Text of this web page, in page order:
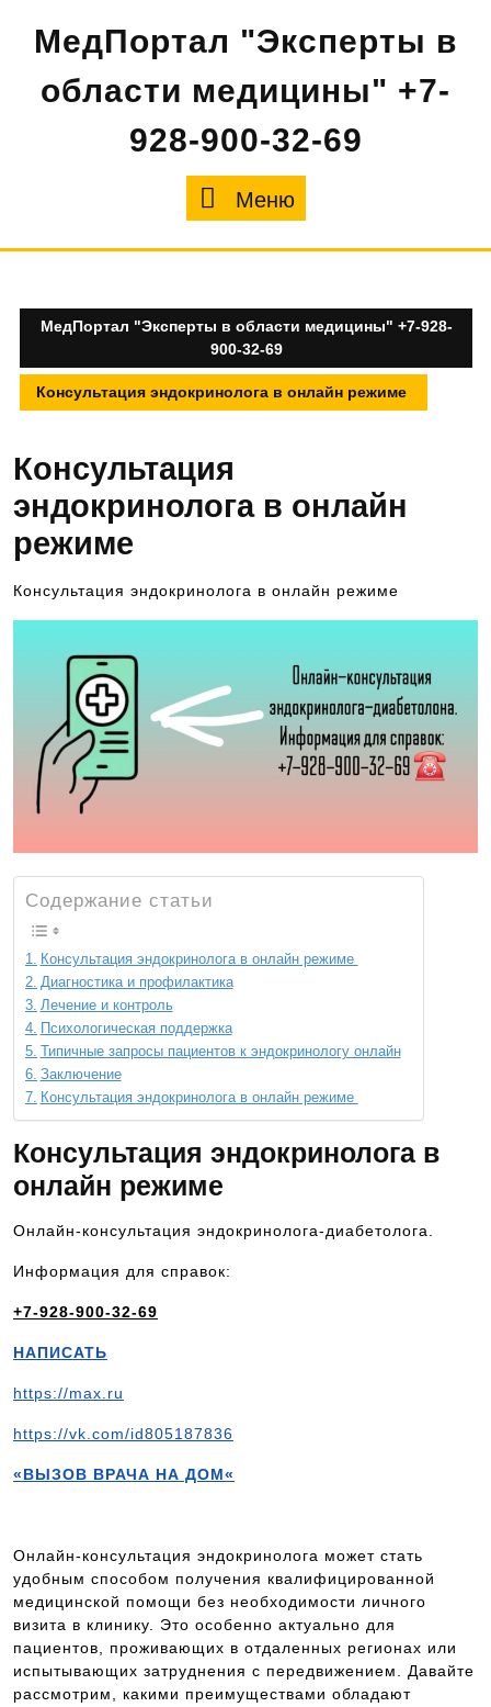
содержимому
МедПортал "Эксперты в
области медицины" +7-
928-900-32-69
Меню
МедПортал "Эксперты в области медицины" +7-928-
900-32-69
Консультация эндокринолога в онлайн режиме
Консультация
эндокринолога в онлайн
режиме
Консультация эндокринолога в онлайн режиме
Содержание статьи
Консультация эндокринолога в онлайн режиме
Диагностика и профилактика
Лечение и контроль
Психологическая поддержка
Типичные запросы пациентов к эндокринологу онлайн
Заключение
Консультация эндокринолога в онлайн режиме
Консультация эндокринолога в
онлайн режиме
Онлайн-консультация эндокринолога-диабетолога.
Информация для справок:
+7-928-900-32-69
НАПИСАТЬ
https://max.ru
https://vk.com/id805187836
«ВЫЗОВ ВРАЧА НА ДОМ«
Онлайн-консультация эндокринолога может стать
удобным способом получения квалифицированной
медицинской помощи без необходимости личного
визита в клинику. Это особенно актуально для
пациентов, проживающих в отдаленных регионах или
испытывающих затруднения с передвижением. Давайте
рассмотрим, какими преимуществами обладают